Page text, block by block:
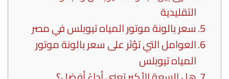
التقليدية
سعر بالونة موتور المياه تيوبلس في مصر
العوامل التي تؤثر على سعر بالونة موتور
المياه تيوبلس